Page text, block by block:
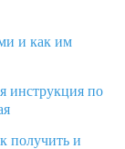
и как им
инструкция по
получить и